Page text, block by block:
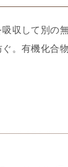
収して別の
。有機化合